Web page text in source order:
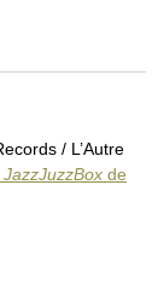
/ L’Autre
JazzJuzzBox de